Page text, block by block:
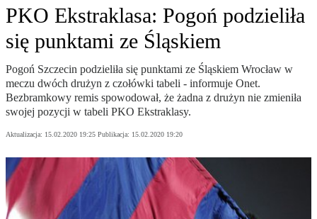
PKO Ekstraklasa: Pogoń podzieliła
się punktami ze Śląskiem
Pogoń Szczecin podzieliła się punktami ze Śląskiem Wrocław w
meczu dwóch drużyn z czołówki tabeli - informuje Onet.
Bezbramkowy remis spowodował, że żadna z drużyn nie zmieniła
swojej pozycji w tabeli PKO Ekstraklasy.
Aktualizacja: 15.02.2020 19:25 Publikacja: 15.02.2020 19:20